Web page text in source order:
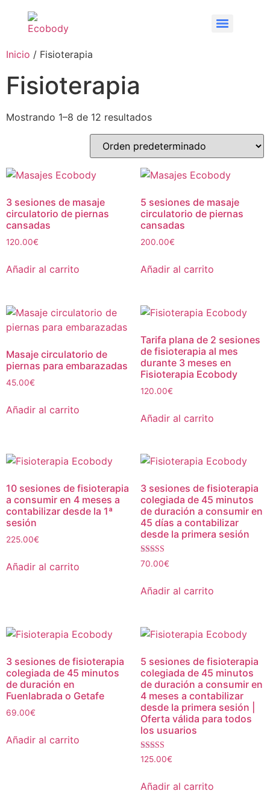
Inicio / Fisioterapia
Fisioterapia
Mostrando 1–8 de 12 resultados
3 sesiones de masaje
circulatorio de piernas
cansadas
120.00€
Añadir al carrito
5 sesiones de masaje
circulatorio de piernas
cansadas
200.00€
Añadir al carrito
Masaje circulatorio de
piernas para embarazadas
45.00€
Añadir al carrito
Tarifa plana de 2 sesiones
de fisioterapia al mes
durante 3 meses en
Fisioterapia Ecobody
120.00€
Añadir al carrito
10 sesiones de fisioterapia
a consumir en 4 meses a
contabilizar desde la 1ª
sesión
225.00€
Añadir al carrito
3 sesiones de fisioterapia
colegiada de 45 minutos
de duración a consumir en
45 días a contabilizar
desde la primera sesión
Valorado con
5.00
70.00€
Añadir al carrito
3 sesiones de fisioterapia
colegiada de 45 minutos
de duración en
Fuenlabrada o Getafe
69.00€
Añadir al carrito
5 sesiones de fisioterapia
colegiada de 45 minutos
de duración a consumir en
4 meses a contabilizar
desde la primera sesión |
Oferta válida para todos
los usuarios
Valorado con
5.00
125.00€
Añadir al carrito